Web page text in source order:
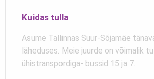
Kuidas tulla
Asume Tallinnas Suur-Sõjamäe
läheduses. Meie juurde on võimalik
ühistranspordiga- bussid 15 ja 7.